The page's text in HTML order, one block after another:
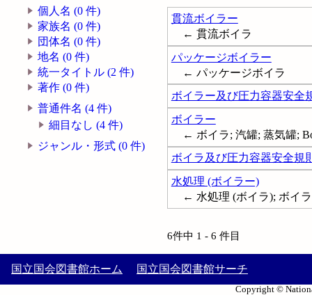
個人名 (0 件)
家族名 (0 件)
団体名 (0 件)
地名 (0 件)
統一タイトル (2 件)
著作 (0 件)
普通件名 (4 件)
細目なし (4 件)
ジャンル・形式 (0 件)
貫流ボイラー
← 貫流ボイラ
パッケージボイラー
← パッケージボイラ
ボイラー及び圧力容器安全
ボイラー
← ボイラ; 汽罐; 蒸気罐;
ボイラ及び圧力容器安全規
水処理 (ボイラー)
← 水処理 (ボイラ); ボイ
6件中 1 - 6 件目
国立国会図書館ホーム 国立国会図書館サーチ
Copyright ©